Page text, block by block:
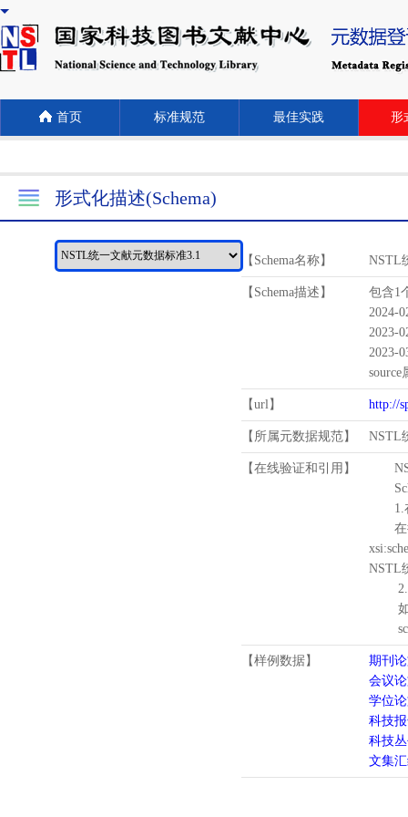
首页 标准规范 最佳实践 形
形式化描述(Schema)
【Schema名称】 NSTL
【Schema描述】
包含1
2024-
2023-
2023-
source
【url】 http://
【所属元数据规范】 NSTL
【在线验证和引用】
1.
在待
NSTL
2.
如需
【样例数据】
期刊
会议
学位
科技
科技
文集